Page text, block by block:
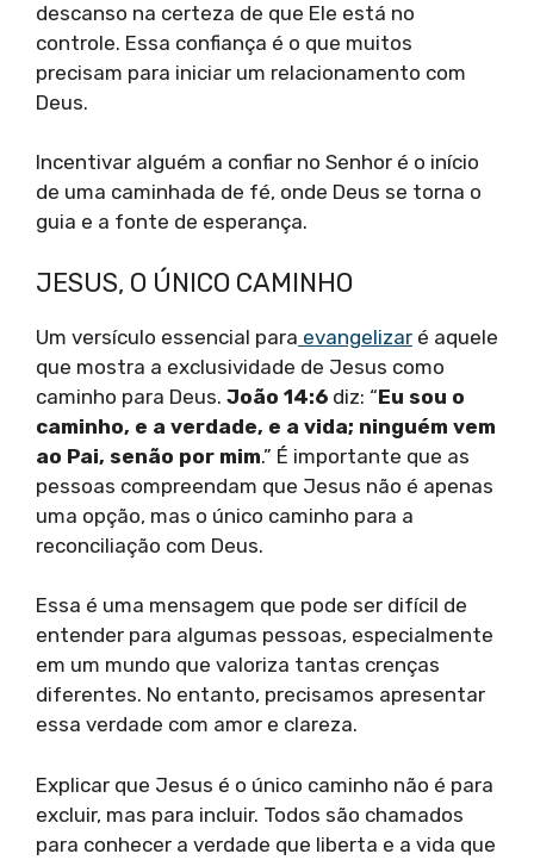
descanso na certeza de que Ele está no
controle. Essa confiança é o que muitos
precisam para iniciar um relacionamento com
Deus.
Incentivar alguém a confiar no Senhor é o início
de uma caminhada de fé, onde Deus se torna o
guia e a fonte de esperança.
JESUS, O ÚNICO CAMINHO
Um versículo essencial para evangelizar é aquele
que mostra a exclusividade de Jesus como
caminho para Deus. João 14:6 diz: “Eu sou o
caminho, e a verdade, e a vida; ninguém vem
ao Pai, senão por mim.” É importante que as
pessoas compreendam que Jesus não é apenas
uma opção, mas o único caminho para a
reconciliação com Deus.
Essa é uma mensagem que pode ser difícil de
entender para algumas pessoas, especialmente
em um mundo que valoriza tantas crenças
diferentes. No entanto, precisamos apresentar
essa verdade com amor e clareza.
Explicar que Jesus é o único caminho não é para
excluir, mas para incluir. Todos são chamados
para conhecer a verdade que liberta e a vida que